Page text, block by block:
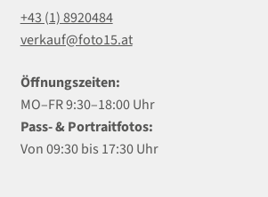
+43 (1) 8920484
verkauf@foto15.at
Öffnungszeiten:
MO–FR 9:30–18:00 Uhr
Pass- & Portraitfotos:
Von 09:30 bis 17:30 Uhr